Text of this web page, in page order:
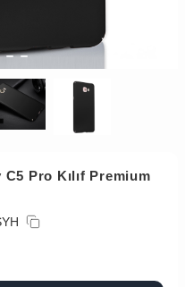
Pro Kılıf Premium